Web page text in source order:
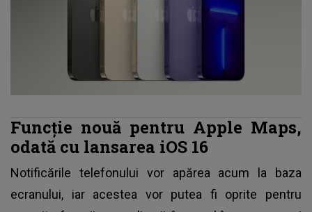
Funcţie nouă pentru Apple Maps,
odată cu lansarea iOS 16
Notificările telefonului vor apărea acum la baza
ecranului, iar acestea vor putea fi oprite pentru